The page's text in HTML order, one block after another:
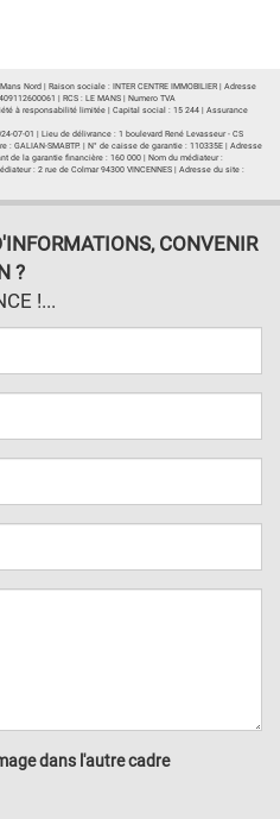
Nord | Raison sociale : INTER CENTRE IMMOBILIER | Adresse
| RCS : LE MANS | Numero TVA
à responsabilité limitée | Capital social : 15 244 | Assurance
07-01 | Lieu de délivrance : 1 boulevard René Levasseur - CS
: GALIAN-SMABTP. | N° de caisse de garantie : 110335E | Adresse
de la garantie financière : 160 000 | Nom du médiateur :
: 2 rue de Colmar 94300 VINCENNES | Adresse du site :
CONVENIR
?
!...
dans l'autre cadre